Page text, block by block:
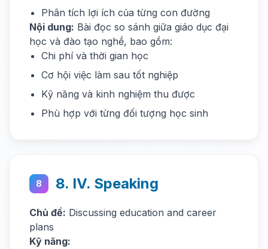
Phân tích lợi ích của từng con đường
Nội dung: Bài đọc so sánh giữa giáo dục đại
học và đào tạo nghề, bao gồm:
Chi phí và thời gian học
Cơ hội việc làm sau tốt nghiệp
Kỹ năng và kinh nghiệm thu được
Phù hợp với từng đối tượng học sinh
8 8. IV. Speaking
Chủ đề: Discussing education and career
plans
Kỹ năng: